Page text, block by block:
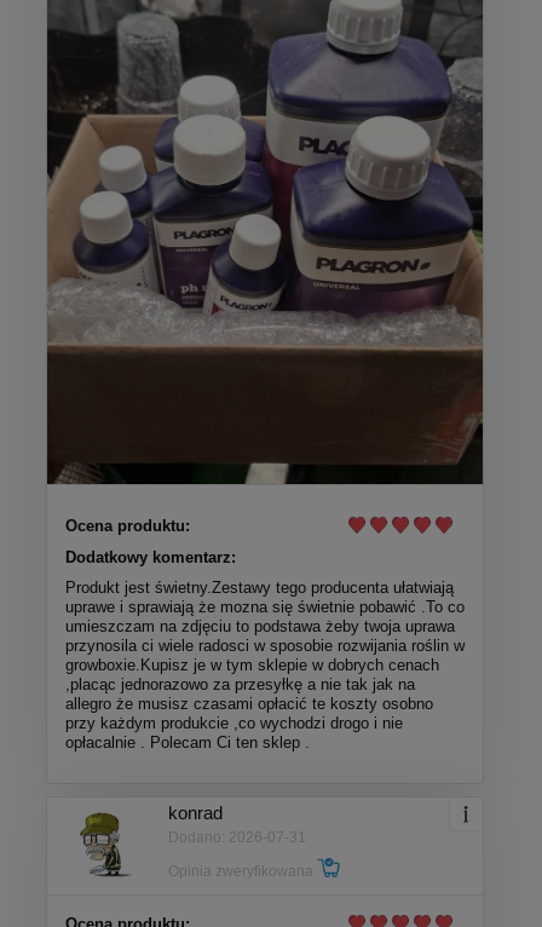
Ocena produktu:
Dodatkowy komentarz:
Produkt jest świetny.Zestawy tego producenta ułatwiają
uprawe i sprawiają że mozna się świetnie pobawić .To co
umieszczam na zdjęciu to podstawa żeby twoja uprawa
przynosila ci wiele radosci w sposobie rozwijania roślin w
growboxie.Kupisz je w tym sklepie w dobrych cenach
,placąc jednorazowo za przesyłkę a nie tak jak na
allegro że musisz czasami opłacić te koszty osobno
przy każdym produkcie ,co wychodzi drogo i nie
opłacalnie . Polecam Ci ten sklep .
konrad
Dodano: 2026-07-31
Opinia zweryfikowana